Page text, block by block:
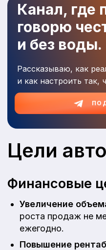
Канал, где
говорю
и без воды.
Рассказываю, как
и как настроить так,
Цели
Финансовые
Увеличение
роста продаж не
ежегодно.
Повышение